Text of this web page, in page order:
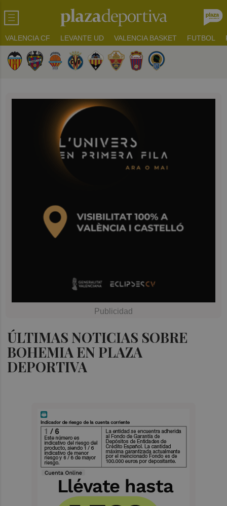
VALENCIA CF LEVANTE UD VALENCIA BASKET FUTBOL
ÚLTIMAS NOTICIAS SOBRE
BOHEMIA EN PLAZA
DEPORTIVA